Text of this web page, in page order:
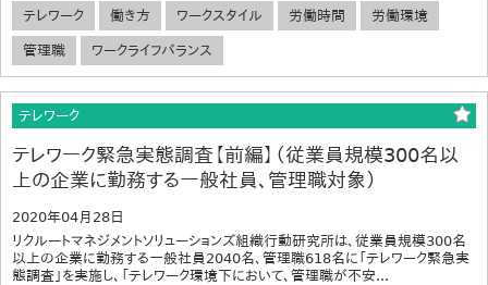
テレワーク 働き方 ワークスタイル 労働時間 労働環境
管理職 ワークライフバランス
テレワーク
テレワーク緊急実態調査【前編】（従業員規模300名以
上の企業に勤務する一般社員、管理職対象）
2020年04月28日
リクルートマネジメントソリューションズ組織行動研究所は、従業員規模300名
以上の企業に勤務する一般社員2040名、管理職618名に「テレワーク緊急実
態調査」を実施し、「テレワーク環境下において、管理職が不安...